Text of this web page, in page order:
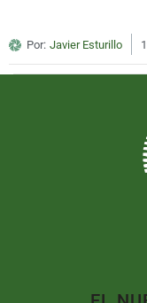
Por: Javier Esturillo